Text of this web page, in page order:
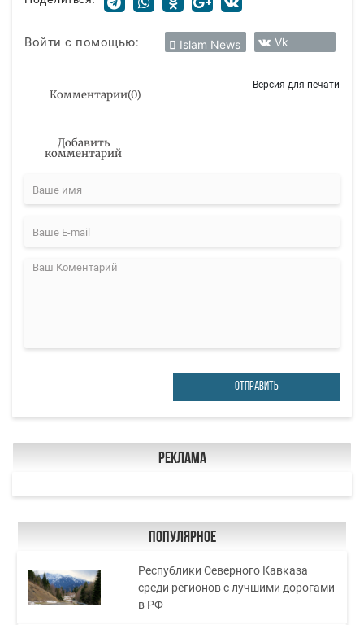
Войти с помощью: Islam News Vk
Комментарии(0)
Версия для печати
Добавить
комментарий
ОТПРАВИТЬ
Реклама
Популярное
Республики Северного Кавказа
среди регионов с лучшими дорогами
в РФ